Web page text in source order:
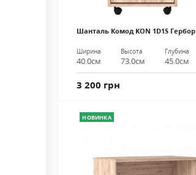
Шанталь Комод KON 1D1S Гербор
Ширина
40.0см
Высота
73.0см
Глубина
45.0см
3 200 грн
НОВИНКА